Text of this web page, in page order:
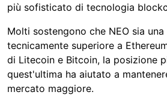
più sofisticato di tecnologia
Molti sostengono che NEO sia
tecnicamente superiore a
di Litecoin e Bitcoin, la posizione
quest'ultima ha aiutato a
mercato maggiore.